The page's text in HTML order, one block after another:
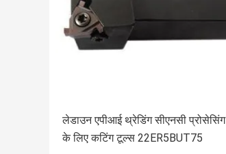
लेडाउन एपीआई थ्रेडिंग सीएनसी प्रोसेसिंग
के लिए कटिंग टूल्स 22ER5BUT75